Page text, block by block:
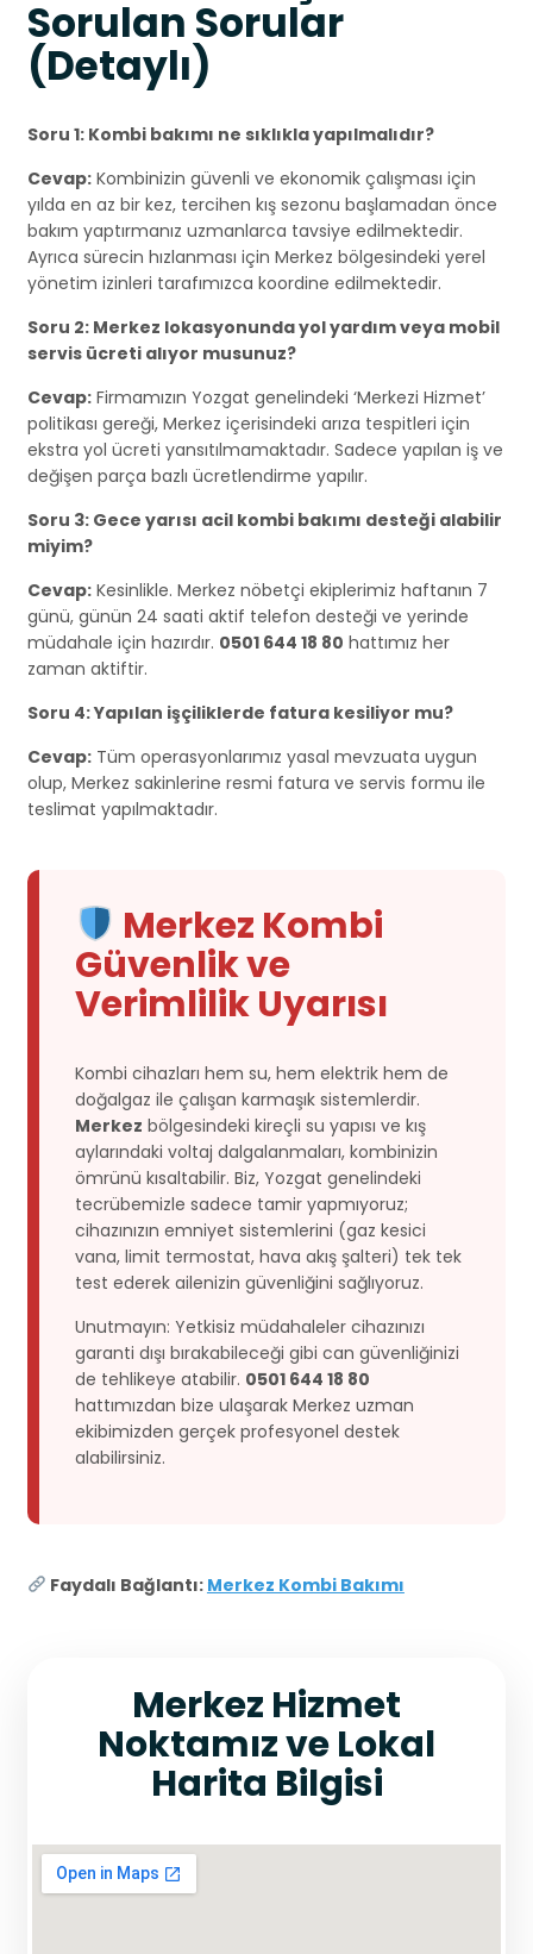
Sorulan Sorular
(Detaylı)
Soru 1: Kombi bakımı ne sıklıkla yapılmalıdır?
Cevap: Kombinizin güvenli ve ekonomik çalışması için
yılda en az bir kez, tercihen kış sezonu başlamadan önce
bakım yaptırmanız uzmanlarca tavsiye edilmektedir.
Ayrıca sürecin hızlanması için Merkez bölgesindeki yerel
yönetim izinleri tarafımızca koordine edilmektedir.
Soru 2: Merkez lokasyonunda yol yardım veya mobil
servis ücreti alıyor musunuz?
Cevap: Firmamızın Yozgat genelindeki ‘Merkezi Hizmet’
politikası gereği, Merkez içerisindeki arıza tespitleri için
ekstra yol ücreti yansıtılmamaktadır. Sadece yapılan iş ve
değişen parça bazlı ücretlendirme yapılır.
Soru 3: Gece yarısı acil kombi bakımı desteği alabilir
miyim?
Cevap: Kesinlikle. Merkez nöbetçi ekiplerimiz haftanın 7
günü, günün 24 saati aktif telefon desteği ve yerinde
müdahale için hazırdır. 0501 644 18 80 hattımız her
zaman aktiftir.
Soru 4: Yapılan işçiliklerde fatura kesiliyor mu?
Cevap: Tüm operasyonlarımız yasal mevzuata uygun
olup, Merkez sakinlerine resmi fatura ve servis formu ile
teslimat yapılmaktadır.
Merkez Kombi
Güvenlik ve
Verimlilik Uyarısı
Kombi cihazları hem su, hem elektrik hem de
doğalgaz ile çalışan karmaşık sistemlerdir.
Merkez bölgesindeki kireçli su yapısı ve kış
aylarındaki voltaj dalgalanmaları, kombinizin
ömrünü kısaltabilir. Biz, Yozgat genelindeki
tecrübemizle sadece tamir yapmıyoruz;
cihazınızın emniyet sistemlerini (gaz kesici
vana, limit termostat, hava akış şalteri) tek tek
test ederek ailenizin güvenliğini sağlıyoruz.
Unutmayın: Yetkisiz müdahaleler cihazınızı
garanti dışı bırakabileceği gibi can güvenliğinizi
de tehlikeye atabilir. 0501 644 18 80
hattımızdan bize ulaşarak Merkez uzman
ekibimizden gerçek profesyonel destek
alabilirsiniz.
Faydalı Bağlantı: Merkez Kombi Bakımı
Merkez Hizmet
Noktamız ve Lokal
Harita Bilgisi